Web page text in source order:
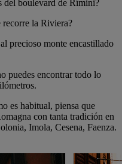
del boulevard de Rímini?
recorre la Riviera?
precioso monte encastillado
puedes encontrar todo lo
es habitual, piensa que
con tanta tradición en
Imola, Cesena, Faenza.